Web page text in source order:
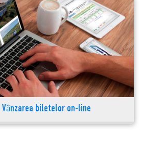
Vânzarea biletelor on-line